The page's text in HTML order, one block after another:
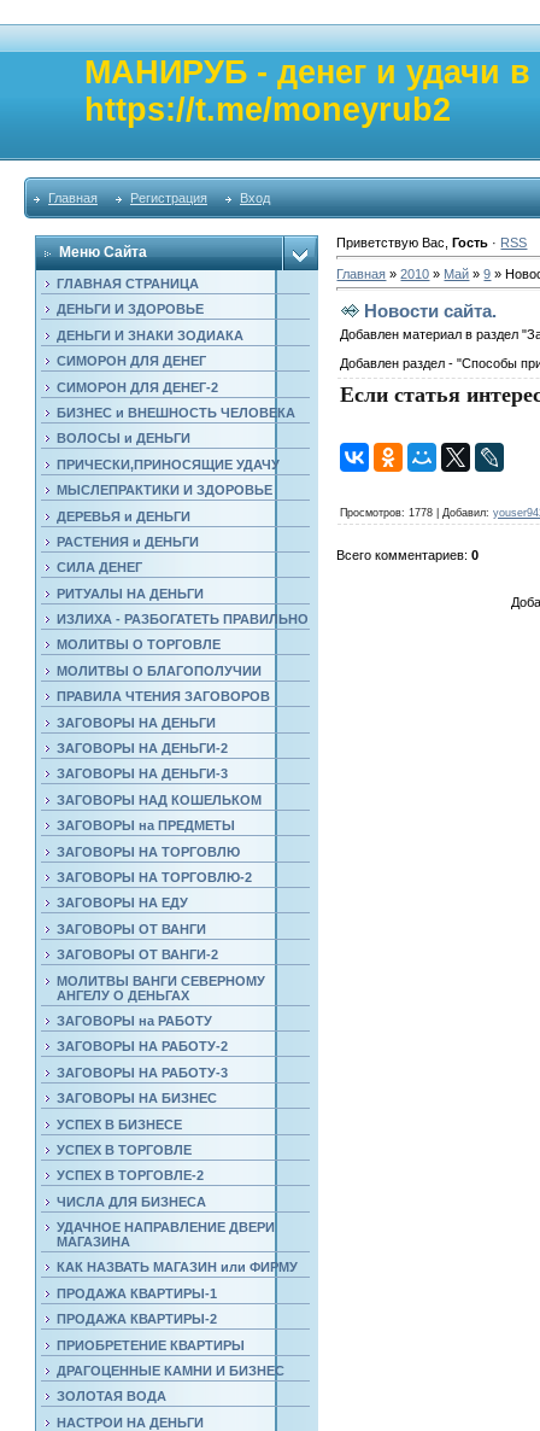
МАНИРУБ - денег и удачи
https://t.me/moneyrub2
Главная Регистрация Вход
Меню Сайта
ГЛАВНАЯ СТРАНИЦА
ДЕНЬГИ И ЗДОРОВЬЕ
ДЕНЬГИ И ЗНАКИ ЗОДИАКА
СИМОРОН ДЛЯ ДЕНЕГ
СИМОРОН ДЛЯ ДЕНЕГ-2
БИЗНЕС и ВНЕШНОСТЬ ЧЕЛОВЕКА
ВОЛОСЫ и ДЕНЬГИ
ПРИЧЕСКИ,ПРИНОСЯЩИЕ УДАЧУ
МЫСЛЕПРАКТИКИ И ЗДОРОВЬЕ
ДЕРЕВЬЯ и ДЕНЬГИ
РАСТЕНИЯ и ДЕНЬГИ
СИЛА ДЕНЕГ
РИТУАЛЫ НА ДЕНЬГИ
ИЗЛИХА - РАЗБОГАТЕТЬ ПРАВИЛЬНО
МОЛИТВЫ О ТОРГОВЛЕ
МОЛИТВЫ О БЛАГОПОЛУЧИИ
ПРАВИЛА ЧТЕНИЯ ЗАГОВОРОВ
ЗАГОВОРЫ НА ДЕНЬГИ
ЗАГОВОРЫ НА ДЕНЬГИ-2
ЗАГОВОРЫ НА ДЕНЬГИ-3
ЗАГОВОРЫ НАД КОШЕЛЬКОМ
ЗАГОВОРЫ на ПРЕДМЕТЫ
ЗАГОВОРЫ НА ТОРГОВЛЮ
ЗАГОВОРЫ НА ТОРГОВЛЮ-2
ЗАГОВОРЫ НА ЕДУ
ЗАГОВОРЫ ОТ ВАНГИ
ЗАГОВОРЫ ОТ ВАНГИ-2
МОЛИТВЫ ВАНГИ СЕВЕРНОМУ
АНГЕЛУ О ДЕНЬГАХ
ЗАГОВОРЫ на РАБОТУ
ЗАГОВОРЫ НА РАБОТУ-2
ЗАГОВОРЫ НА РАБОТУ-3
ЗАГОВОРЫ НА БИЗНЕС
УСПЕХ В БИЗНЕСЕ
УСПЕХ В ТОРГОВЛЕ
УСПЕХ В ТОРГОВЛЕ-2
ЧИСЛА ДЛЯ БИЗНЕСА
УДАЧНОЕ НАПРАВЛЕНИЕ ДВЕРИ
МАГАЗИНА
КАК НАЗВАТЬ МАГАЗИН или ФИРМУ
ПРОДАЖА КВАРТИРЫ-1
ПРОДАЖА КВАРТИРЫ-2
ПРИОБРЕТЕНИЕ КВАРТИРЫ
ДРАГОЦЕННЫЕ КАМНИ И БИЗНЕС
ЗОЛОТАЯ ВОДА
НАСТРОИ НА ДЕНЬГИ
Приветствую Вас ,Гость · RSS
Главная »2010 » Май » 9 »
Новости сайта.
Добавлен материал в раздел
Добавлен раздел - "Способы
Если статья
Просмотров: 1778 | Добавил:
Всего комментариев:0